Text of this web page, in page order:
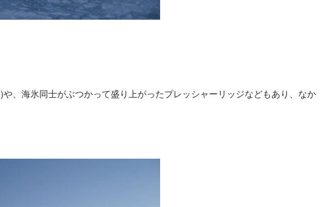
)や、海氷同士がぶつかって盛り上がったプレッシャーリッジなどもあり、なか